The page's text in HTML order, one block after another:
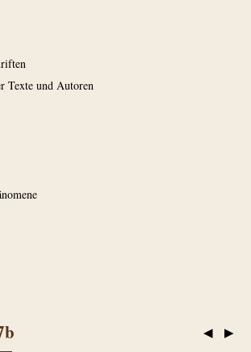
Texte und Autoren
◀ ▶